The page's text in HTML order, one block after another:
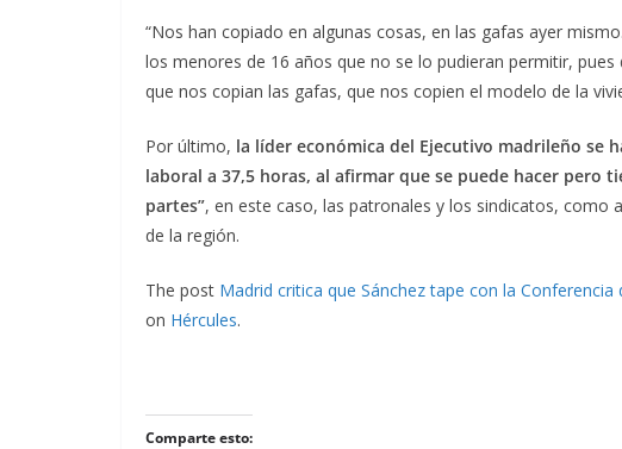
“Nos han copiado en algunas cosas, en las gafas ayer
los menores de 16 años que no se lo pudieran permitir,
que nos copian las gafas, que nos copien el modelo de la
Por último, la líder económica del Ejecutivo madrileño se
laboral a 37,5 horas, al afirmar que se puede hacer pero
partes”, en este caso, las patronales y los sindicatos, como
de la región.
The post Madrid critica que Sánchez tape con la
on Hércules.
Comparte esto: